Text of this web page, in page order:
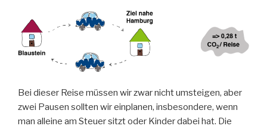
Bei dieser Reise müssen wir zwar nicht umsteigen, aber
zwei Pausen sollten wir einplanen, insbesondere, wenn
man alleine am Steuer sitzt oder Kinder dabei hat. Die